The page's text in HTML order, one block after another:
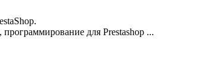
программирование для Prestashop ...